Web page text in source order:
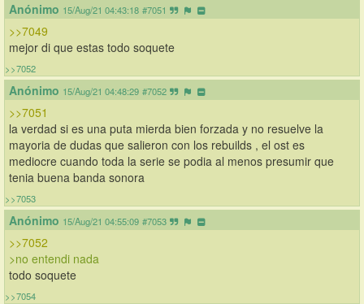
Anónimo 15/Aug/21 04:43:18 #7051
>>7049
mejor di que estas todo soquete
>>7052
Anónimo 15/Aug/21 04:48:29 #7052
>>7051
la verdad si es una puta mierda bien forzada y no resuelve la
mayoria de dudas que salieron con los rebuilds , el ost es
mediocre cuando toda la serie se podia al menos presumir que
tenia buena banda sonora
>>7053
Anónimo 15/Aug/21 04:55:09 #7053
>>7052
>no entendi nada
todo soquete
>>7054